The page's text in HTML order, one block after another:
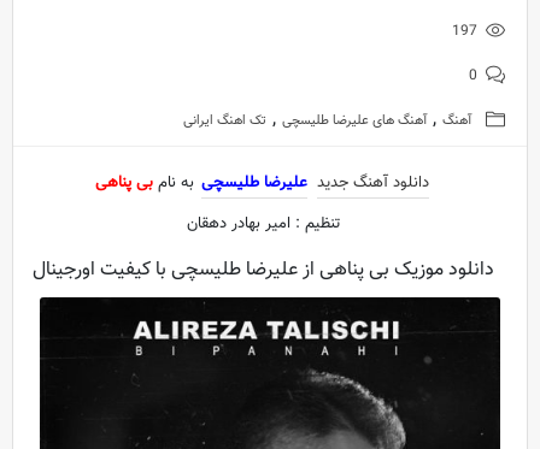
197
0
آهنگ , آهنگ های علیرضا طلیسچی , تک اهنگ ایرانی
دانلود آهنگ جدید علیرضا طلیسچی به نامبی پناهی
تنظیم : امیر بهادر دهقان
دانلود موزیک بی پناهی از علیرضا طلیسچی با کیفیت اورجینال